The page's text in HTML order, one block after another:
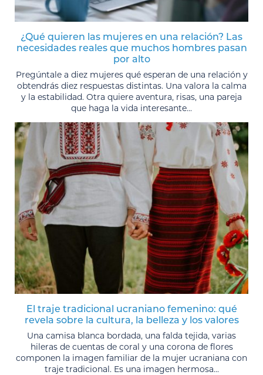
¿Qué quieren las mujeres en una relación? Las
necesidades reales que muchos hombres pasan
por alto
Pregúntale a diez mujeres qué esperan de una relación y
obtendrás diez respuestas distintas. Una valora la calma
y la estabilidad. Otra quiere aventura, risas, una pareja
que haga la vida interesante...
El traje tradicional ucraniano femenino: qué
revela sobre la cultura, la belleza y los valores
Una camisa blanca bordada, una falda tejida, varias
hileras de cuentas de coral y una corona de flores
componen la imagen familiar de la mujer ucraniana con
traje tradicional. Es una imagen hermosa...